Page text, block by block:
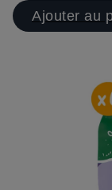
Ajouter au